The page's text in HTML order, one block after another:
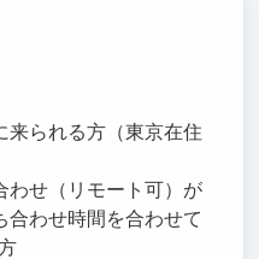
来られる方（東京在住
わせ（リモート可）が
合わせ時間を合わせて